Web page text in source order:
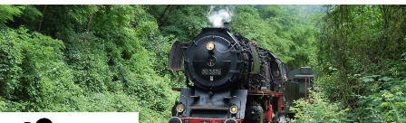
Direkt
zum
Inhalt